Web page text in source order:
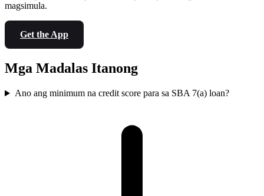
magsimula.
Get the App
Mga Madalas Itanong
Ano ang minimum na credit score para sa SBA 7(a) loan?